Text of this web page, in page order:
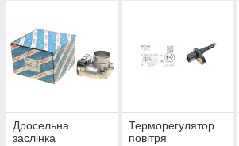
Дросельна
заслінка
Терморегулятор
повітря